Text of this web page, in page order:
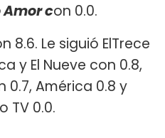
con 0.0.
8.6. Le siguió ElTrece
y El Nueve con 0.8,
0.7, América 0.8 y
TV 0.0.